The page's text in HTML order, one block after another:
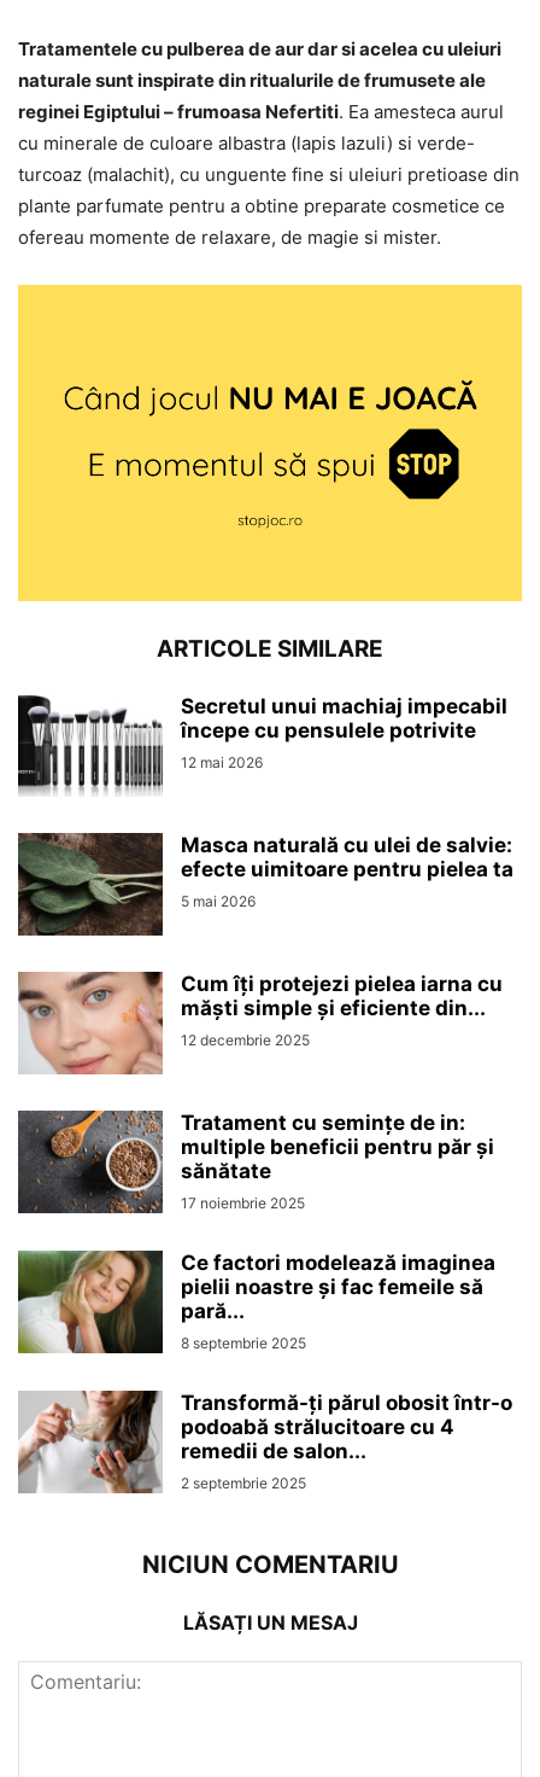
Tratamentele cu pulberea de aur dar si acelea cu uleiuri
naturale sunt inspirate din ritualurile de frumusete ale
reginei Egiptului – frumoasa Nefertiti. Ea amesteca aurul
cu minerale de culoare albastra (lapis lazuli) si verde-
turcoaz (malachit), cu unguente fine si uleiuri pretioase din
plante parfumate pentru a obtine preparate cosmetice ce
ofereau momente de relaxare, de magie si mister.
ARTICOLE SIMILARE
Secretul unui machiaj impecabil
începe cu pensulele potrivite
12 mai 2026
Masca naturală cu ulei de salvie:
efecte uimitoare pentru pielea ta
5 mai 2026
Cum îți protejezi pielea iarna cu
măști simple și eficiente din...
12 decembrie 2025
Tratament cu semințe de in:
multiple beneficii pentru păr și
sănătate
17 noiembrie 2025
Ce factori modelează imaginea
pielii noastre și fac femeile să
pară...
8 septembrie 2025
Transformă-ți părul obosit într-o
podoabă strălucitoare cu 4
remedii de salon...
2 septembrie 2025
NICIUN COMENTARIU
LĂSAȚI UN MESAJ